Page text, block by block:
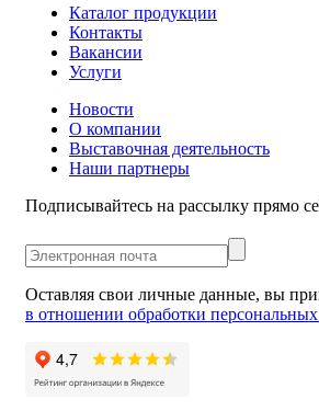
Каталог продукции
Контакты
Вакансии
Услуги
Новости
О компании
Выставочная деятельность
Наши партнеры
Подписывайтесь на рассылку прямо
Оставляя свои личные данные, вы
в отношении обработки